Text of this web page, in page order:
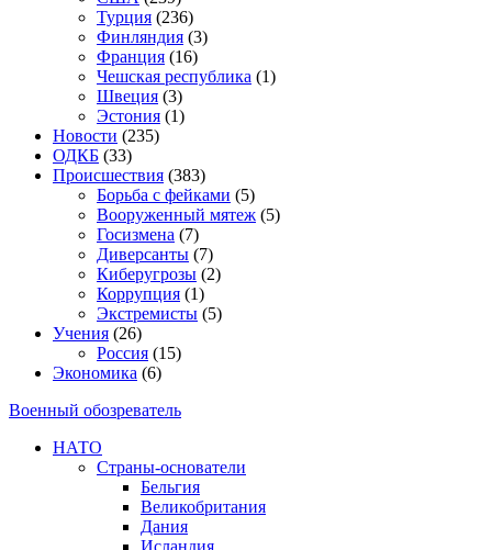
Турция (236)
Финляндия (3)
Франция (16)
Чешская республика (1)
Швеция (3)
Эстония (1)
Новости (235)
ОДКБ (33)
Происшествия (383)
Борьба с фейками (5)
Вооруженный мятеж (5)
Госизмена (7)
Диверсанты (7)
Киберугрозы (2)
Коррупция (1)
Экстремисты (5)
Учения (26)
Россия (15)
Экономика (6)
Военный обозреватель
НАТО
Страны-основатели
Бельгия
Великобритания
Дания